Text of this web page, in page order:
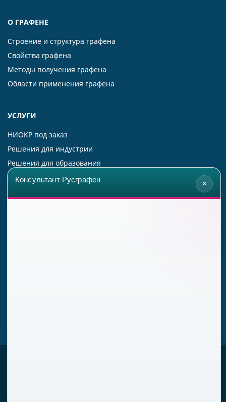
Консультант Русграфен ×
О ГРАФЕНЕ
Строение и структура графена
Свойства графена
Методы получения графена
Области применения графена
УСЛУГИ
НИОКР под заказ
Решения для индустрии
Решения для образования
ПРОДУКЦИЯ